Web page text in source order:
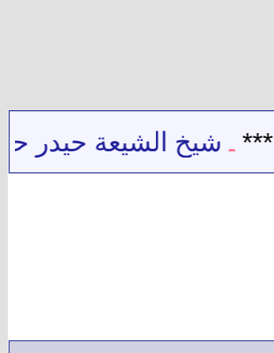
شيخ الشيعة حيدر حب